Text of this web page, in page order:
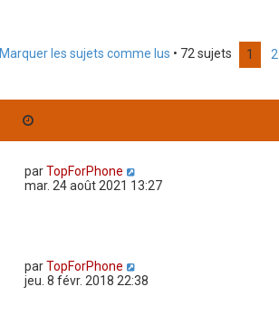
Marquer les sujets comme lus • 72 sujets 1 2
parTopForPhone
mar. 24 août 2021 13:27
parTopForPhone
jeu. 8 févr. 2018 22:38